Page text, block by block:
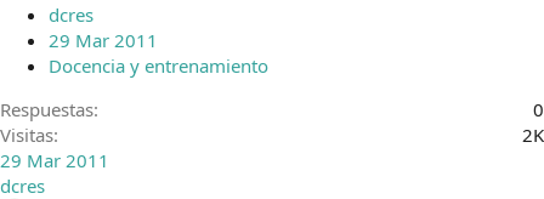
a
d
o
dcres
29 Mar 2011
Docencia y entrenamiento
Respuestas
0
Visitas
2K
29 Mar 2011
dcres